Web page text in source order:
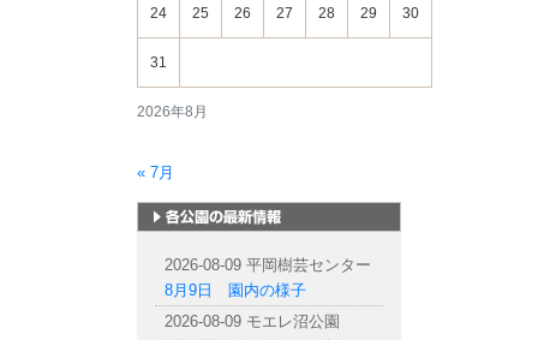
2026年8月
24 25 26 27 28 29 30
31
« 7月
2026-08-09 平岡樹芸センター
8月9日 園内の様子
2026-08-09 モエレ沼公園